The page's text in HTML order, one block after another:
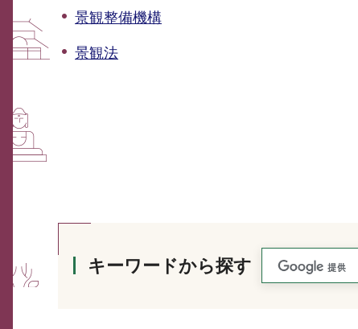
景観整備機構
景観法
キーワードから探す